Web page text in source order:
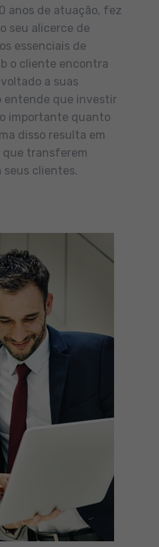
anos de atuação, fez
seu alicerce de
essenciais de
o cliente encontra
a suas
entende que investir
importante quanto
disso resulta em
que transferem
clientes.